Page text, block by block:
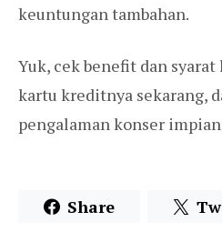
keuntungan tambahan.
Yuk, cek benefit dan
kartu kreditnya sekarang,
pengalaman konser
Share